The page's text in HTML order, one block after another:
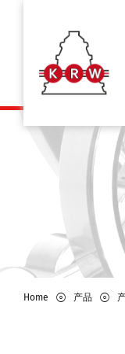
Home 产品